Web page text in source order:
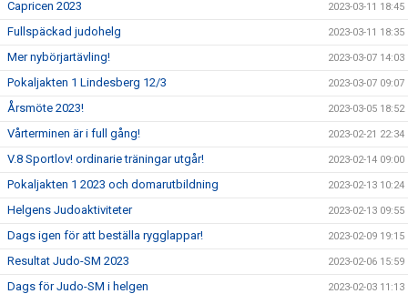
Capricen 2023 2023-03-11 18:45
Fullspäckad judohelg 2023-03-11 18:35
Mer nybörjartävling! 2023-03-07 14:03
Pokaljakten 1 Lindesberg 12/3 2023-03-07 09:07
Årsmöte 2023! 2023-03-05 18:52
Vårterminen är i full gång! 2023-02-21 22:34
V.8 Sportlov! ordinarie träningar utgår! 2023-02-14 09:00
Pokaljakten 1 2023 och domarutbildning 2023-02-13 10:24
Helgens Judoaktiviteter 2023-02-13 09:55
Dags igen för att beställa rygglappar! 2023-02-09 19:15
Resultat Judo-SM 2023 2023-02-06 15:59
Dags för Judo-SM i helgen 2023-02-03 11:13